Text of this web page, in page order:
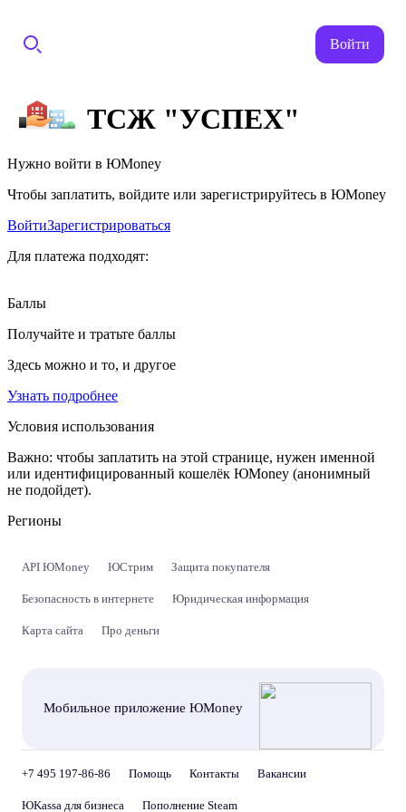
Войти
ТСЖ "УСПЕХ"
Нужно войти в ЮMoney
Чтобы заплатить, войдите или зарегистрируйтесь в ЮMoney
ВойтиЗарегистрироваться
Для платежа подходят:
Баллы
Получайте и тратьте баллы
Здесь можно и то, и другое
Узнать подробнее
Условия использования
Важно: чтобы заплатить на этой странице, нужен именной
или идентифицированный кошелёк ЮMoney (анонимный
не подойдет).
Регионы
API ЮMoney ЮСтрим Защита покупателя
Безопасность в интернете Юридическая информация
Карта сайта Про деньги
Мобильное приложение ЮMoney
+7 495 197-86-86 Помощь Контакты Вакансии
ЮKassa для бизнеса Пополнение Steam